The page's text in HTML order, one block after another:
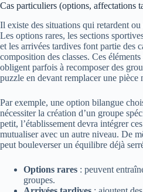
Cas particuliers (options, affectations
Il existe des situations qui retardent
Les options rares, les sections
et les arrivées tardives font partie des
composition des classes. Ces
obligent parfois à recomposer des
puzzle en devant remplacer une pièce
Par exemple, une option bilangue
nécessiter la création d’un groupe
petit, l’établissement devra intégrer
mutualiser avec un autre niveau. De
peut bouleverser un équilibre déjà
Options rares : peuvent
groupes.